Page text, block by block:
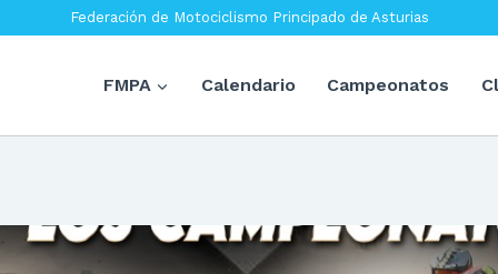
Federación de Motociclismo Principado de Asturias
FMPA Calendario Campeonatos